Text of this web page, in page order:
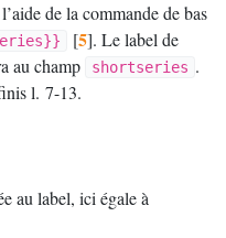
de la commande de bas
[5]. Le label de
au champ
shortseries .
l. 7-13.
au label, ici égale à